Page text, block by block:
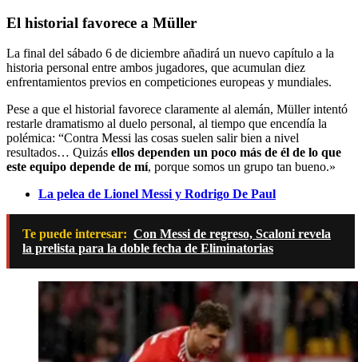
El historial favorece a Müller
La final del sábado 6 de diciembre añadirá un nuevo capítulo a la
historia personal entre ambos jugadores, que acumulan diez
enfrentamientos previos en competiciones europeas y mundiales.
Pese a que el historial favorece claramente al alemán, Müller intentó
restarle dramatismo al duelo personal, al tiempo que encendía la
polémica: “Contra Messi las cosas suelen salir bien a nivel
resultados… Quizás ellos dependen un poco más de él de lo que
este equipo depende de mí, porque somos un grupo tan bueno.»
La pelea de Lionel Messi y Rodrigo De Paul
Te puede interesar: Con Messi de regreso, Scaloni revela
la prelista para la doble fecha de Eliminatorias